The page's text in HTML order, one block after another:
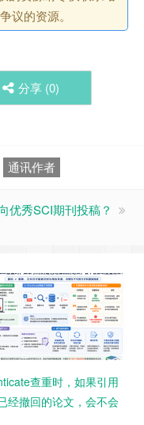
议的资源。
分享 (0)
通讯作者
优秀SCI期刊投稿？
查重时，如果引用
经撤回的论文，会不会